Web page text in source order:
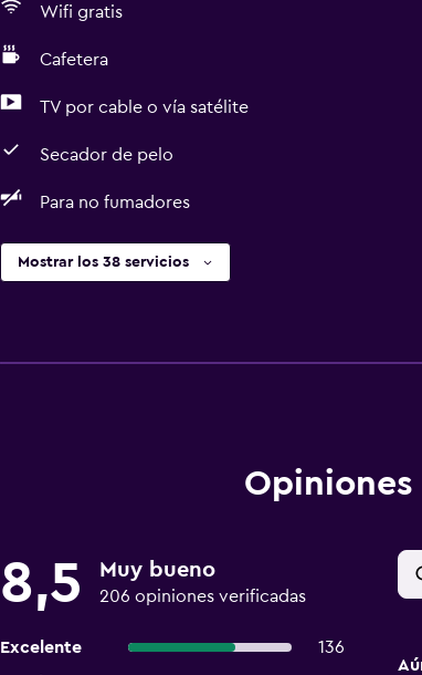
Wifi gratis
Cafetera
TV por cable o vía satélite
Secador de pelo
Para no fumadores
Mostrar los 38 servicios
Opiniones
8,5 Muy bueno
206 opiniones verificadas
Excelente
136